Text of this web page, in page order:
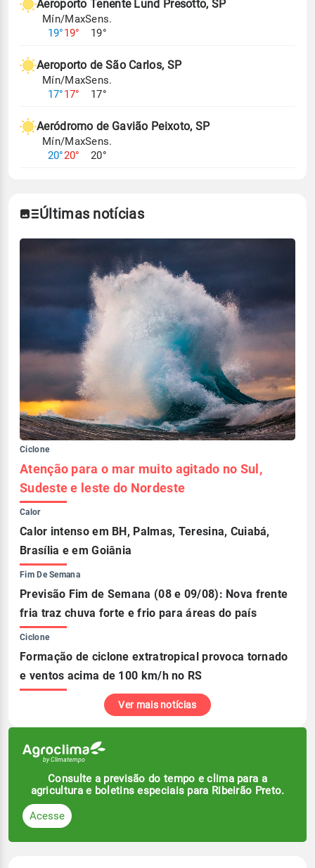
Aeroporto Tenente Lund Presotto, SP
Mín/Max
19°19°
Sens.
19°
Aeroporto de São Carlos, SP
Mín/Max
17°17°
Sens.
17°
Aeródromo de Gavião Peixoto, SP
Mín/Max
20°20°
Sens.
20°
Últimas notícias
Ciclone
Atenção para o mar muito agitado no Sul,
Sudeste e leste do Nordeste
Calor
Calor intenso em BH, Palmas, Teresina, Cuiabá,
Brasília e em Goiânia
Fim De Semana
Previsão Fim de Semana (08 e 09/08): Nova frente
fria traz chuva forte e frio para áreas do país
Ciclone
Formação de ciclone extratropical provoca tornado
e ventos acima de 100 km/h no RS
Ver mais notícias
Consulte a previsão do tempo e clima para a
agricultura e boletins especiais para Ribeirão Preto.
Acesse